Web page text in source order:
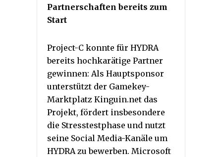
Partnerschaften bereits zum
Start
Project-C konnte für HYDRA
bereits hochkarätige Partner
gewinnen: Als Hauptsponsor
unterstützt der Gamekey-
Marktplatz Kinguin.net das
Projekt, fördert insbesondere
die Stresstestphase und nutzt
seine Social Media-Kanäle um
HYDRA zu bewerben. Microsoft